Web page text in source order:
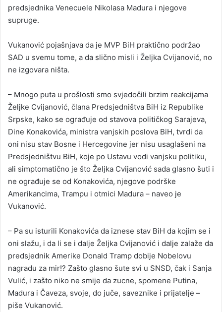
predsjednika Venecuele Nikolasa Madura i njegove
supruge.
Vukanović pojašnjava da je MVP BiH praktično podržao
SAD u svemu tome, a da slično misli i Željka Cvijanović, no
ne izgovara ništa.
– Mnogo puta u prošlosti smo svjedočili brzim reakcijama
Željke Cvijanović, člana Predsjedništva BiH iz Republike
Srpske, kako se ograđuje od stavova političkog Sarajeva,
Dine Konakovića, ministra vanjskih poslova BiH, tvrdi da
oni nisu stav Bosne i Hercegovine jer nisu usaglašeni na
Predsjedništvu BiH, koje po Ustavu vodi vanjsku politiku,
ali simptomatično je što Željka Cvijanović sada glasno šuti i
ne ograđuje se od Konakovića, njegove podrške
Amerikancima, Trampu i otmici Madura – naveo je
Vukanović.
– Pa su isturili Konakovića da iznese stav BiH da kojim se i
oni slažu, i da li se i dalje Željka Cvijanović i dalje zalaže da
predsjednik Amerike Donald Tramp dobije Nobelovu
nagradu za mir!? Zašto glasno šute svi u SNSD, čak i Sanja
Vulić, i zašto niko ne smije da zucne, spomene Putina,
Madura i Čaveza, svoje, do juče, saveznike i prijatelje –
piše Vukanović.